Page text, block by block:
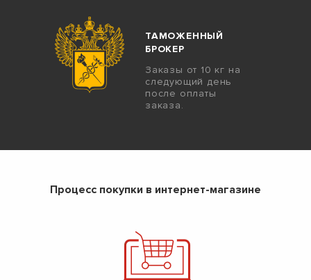
ТАМОЖЕННЫЙ
БРОКЕР
Заказы от 10 кг на
следующий день
после оплаты
заказа.
Процесс покупки в интернет-магазине